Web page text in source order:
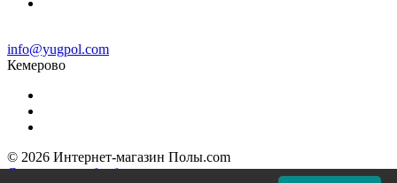
info@yugpol.com
Кемерово
© 2026 Интернет-магазин Полы.com
Согласие на обработку персональных данных